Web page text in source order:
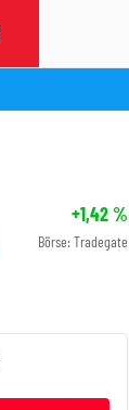
+1,42%
Börse: Tradegate